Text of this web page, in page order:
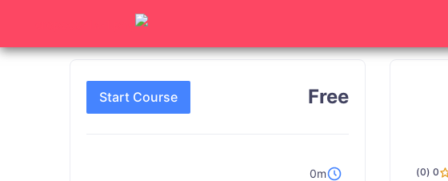
0 (0)
Free
Start Course
0m